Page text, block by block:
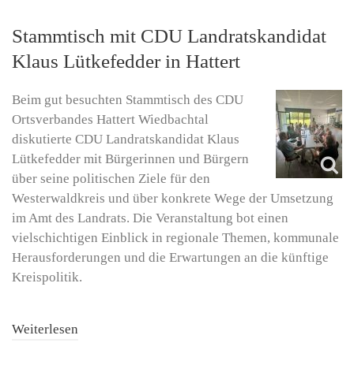
Stammtisch mit CDU Landratskandidat
Klaus Lütkefedder in Hattert
Beim gut besuchten Stammtisch des CDU
Ortsverbandes Hattert Wiedbachtal
diskutierte CDU Landratskandidat Klaus
Lütkefedder mit Bürgerinnen und Bürgern
über seine politischen Ziele für den
Westerwaldkreis und über konkrete Wege der Umsetzung
im Amt des Landrats. Die Veranstaltung bot einen
vielschichtigen Einblick in regionale Themen, kommunale
Herausforderungen und die Erwartungen an die künftige
Kreispolitik.
Weiterlesen